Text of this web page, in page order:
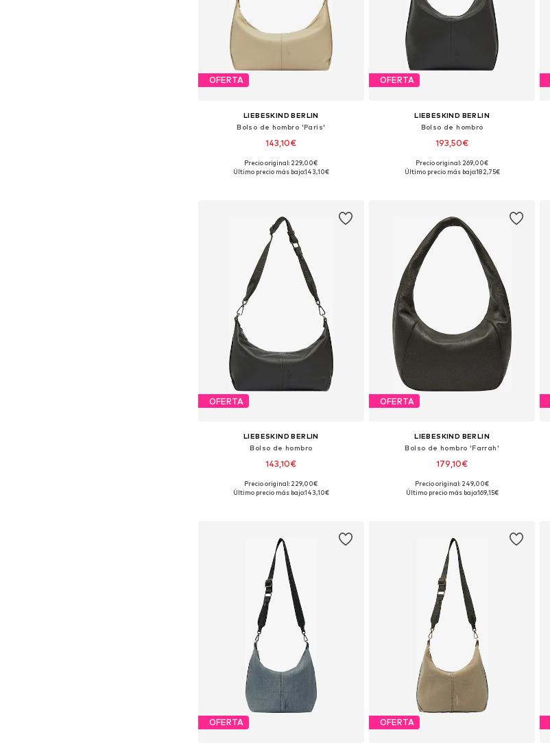
OFERTA
LIEBESKIND BERLIN
Bolso de hombro 'Paris'
143,10€
Tallas disponibles: One Size
Precio original: 229,00€
Último precio más bajo:143,10€
OFERTA
LIEBESKIND BERLIN
Bolso de hombro
193,50€
Tallas disponibles: One Size
Precio original: 269,00€
Último precio más bajo:182,75€
OFERTA
LIEBESKIND BERLIN
Bolso de hombro
143,10€
Tallas disponibles: One Size
Precio original: 229,00€
Último precio más bajo:143,10€
OFERTA
LIEBESKIND BERLIN
Bolso de hombro 'Farrah'
179,10€
Tallas disponibles: One Size
Precio original: 249,00€
Último precio más bajo:169,15€
OFERTA OFERTA